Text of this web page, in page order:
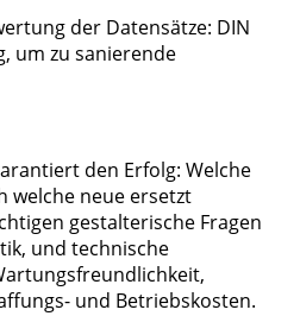
der Datensätze: DIN
um zu sanierende
den Erfolg: Welche
welche neue ersetzt
gestalterische Fragen
und technische
und Betriebskosten.